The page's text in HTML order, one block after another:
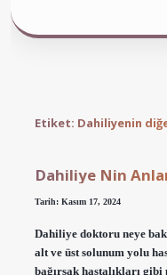
Etiket: Dahiliyenin
Dahiliye Nin
Tarih: Kasım 17, 2024
Dahiliye doktoru neye
alt ve üst solunum yolu
bağırsak hastalıkları gibi